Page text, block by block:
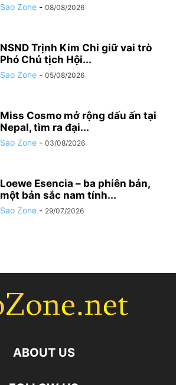
Sao Zone - 08/08/2026
NSND Trịnh Kim Chi giữ vai trò
Phó Chủ tịch Hội...
Sao Zone - 05/08/2026
Miss Cosmo mở rộng dấu ấn tại
Nepal, tìm ra đại...
Sao Zone - 03/08/2026
Loewe Esencia – ba phiên bản,
một bản sắc nam tính...
Sao Zone - 29/07/2026
ABOUT US